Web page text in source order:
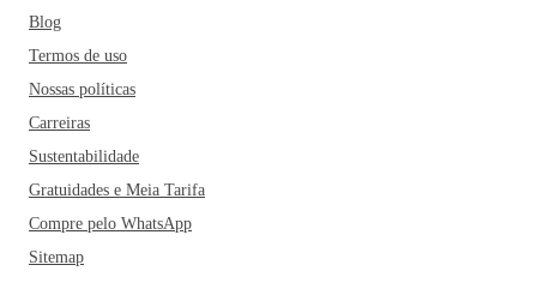
Blog
Termos de uso
Nossas políticas
Carreiras
Sustentabilidade
Gratuidades e Meia Tarifa
Compre pelo WhatsApp
Sitemap